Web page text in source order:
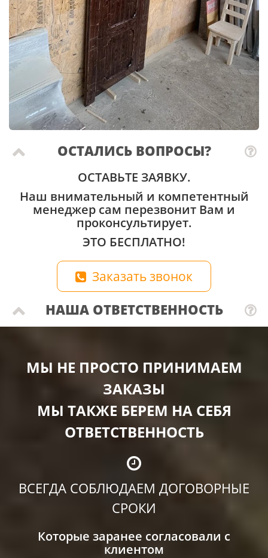
ОСТАЛИСЬ ВОПРОСЫ?
ОСТАВЬТЕ ЗАЯВКУ.
Наш внимательный и компетентный
менеджер сам перезвонит Вам и
проконсультирует.
ЭТО БЕСПЛАТНО!
Заказать звонок
НАША ОТВЕТСТВЕННОСТЬ
МЫ НЕ ПРОСТО ПРИНИМАЕМ
ЗАКАЗЫ
МЫ ТАКЖЕ БЕРЕМ НА СЕБЯ
ОТВЕТСТВЕННОСТЬ
ВСЕГДА СОБЛЮДАЕМ ДОГОВОРНЫЕ
СРОКИ
Которые заранее согласовали с
клиентом